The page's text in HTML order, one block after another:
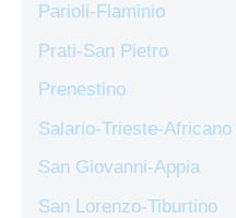
Parioli-Flaminio
Prati-San Pietro
Prenestino
Salario-Trieste-Africano
San Giovanni-Appia
San Lorenzo-Tiburtino